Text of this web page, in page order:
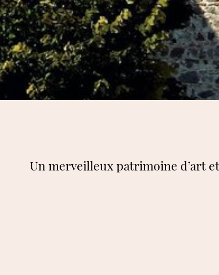
Un merveilleux patrimoine d’art